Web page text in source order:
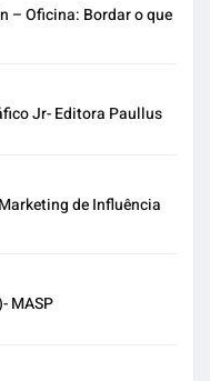
– Oficina: Bordar o que
Jr- Editora Paullus
de Influência
MASP